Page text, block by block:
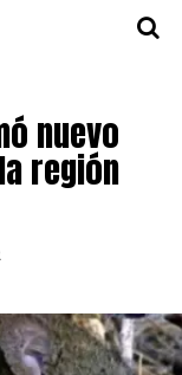
nuevo
región